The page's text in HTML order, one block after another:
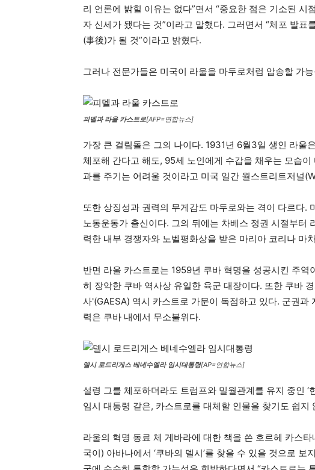
리 언론에 밝힐 이유는 없다”면서 “중요한 점은 기소된
자 신세가 됐다는 것”이라고 말했다. 그러면서 “체포 발
(事後)가 될 것”이라고 밝혔다.
그러나 전문가들은 미국이 라울을 마두로처럼 압송할 가
피델과 라울 카스트로[AFP=연합뉴스]
가장 큰 걸림돌은 그의 나이다. 1931년 6월3일 생인 라울
체포해 간다고 해도, 95세 노인에게 수갑을 채우는 모습
과를 주기는 어려울 것이라고 미국 일간 월스트리트저널
또한 상징성과 권력의 무게감도 마두로와는 격이 다르다.
노동운동가 출신이다. 그의 뒤에는 차베스 정권 시절부터
력한 내부 경쟁자와 노벨평화상을 받은 마리아 코리나 마
반면 라울 카스트로는 1959년 쿠바 혁명을 성공시킨 주
히 장악한 쿠바 역사상 유일한 육군 대장이다. 또한 쿠바
사'(GAESA) 역시 카스트로 가문이 독점하고 있다. 군권과
력은 쿠바 내에서 무소불위다.
델시 로드리게스 베네수엘라 임시대통령[AP=연합뉴스]
설령 그를 체포하더라도 트럼프와 밀월관계를 유지 중인
임시 대통령 같은, 카스트로를 대체할 인물을 찾기도 쉽지
라울의 혁명 동료 체 게바라에 대한 책을 쓴 호르헤 카스
국이) 아바나에서 ‘쿠바의 델시’를 찾을 수 있을 것으로